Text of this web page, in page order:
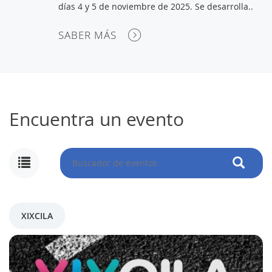
días 4 y 5 de noviembre de 2025. Se desarrolla..
SABER MÁS
Encuentra un evento
XIXCILA